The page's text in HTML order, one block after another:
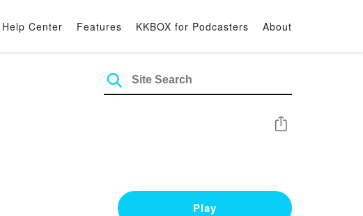
Help Center Features KKBOX for Podcasters About
Share
Play